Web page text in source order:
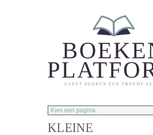
KLEINE